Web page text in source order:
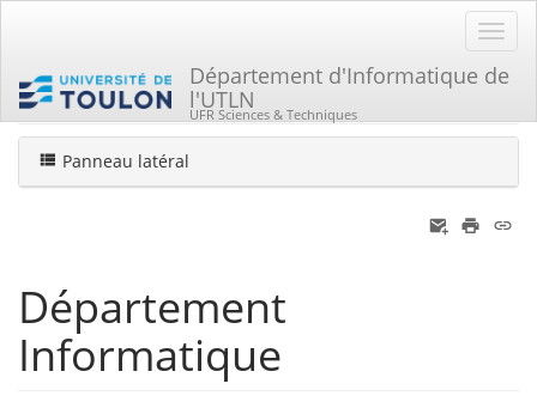
Département d'Informatique de
l'UTLN
UFR Sciences & Techniques
Vous êtes ici Home
Panneau latéral
Département
Informatique